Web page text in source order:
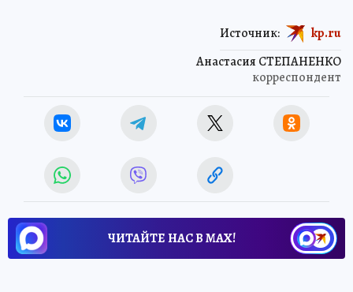
Анастасия СТЕПАНЕНКО
корреспондент
Источник: kp.ru
ЧИТАЙТЕ НАС В МАХ!